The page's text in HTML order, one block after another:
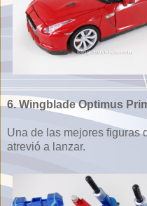
6. Wingblade Optimus
Una de las mejores figuras
atrevió a lanzar.